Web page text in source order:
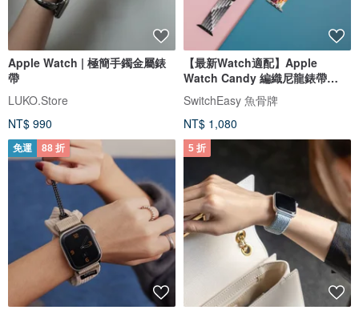
Apple Watch | 極簡手鐲金屬錶
帶
LUKO.Store
NT$ 990
【最新Watch適配】Apple
Watch Candy 編織尼龍錶帶
(38/40/41mm)
SwitchEasy 魚骨牌
NT$ 1,080
免運 88 折 5 折